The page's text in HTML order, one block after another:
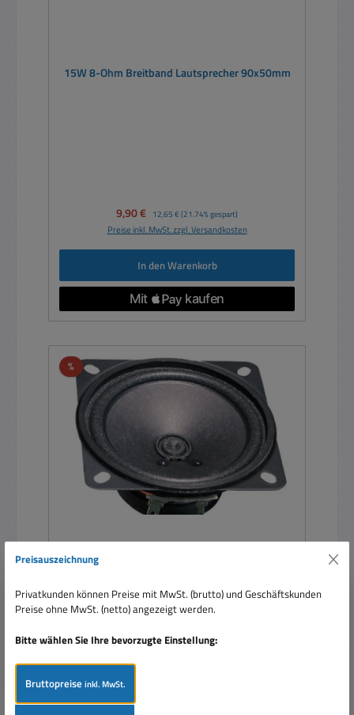
15W 8-Ohm Breitband Lautsprecher 90x50mm
Verkaufspreis:
9,90 € Regulärer Preis:
12,65 € (21.74% gespart)
Preise inkl. MwSt. zzgl. Versandkosten
In den Warenkorb
%Rabatt
85mm Lautsprecher 4 Ohm 15W Breitband FR87
Verkaufspreis:
9,95 €
Preisauszeichnung
Privatkunden können Preise mit MwSt. (brutto) und Geschäftskunden
Preise ohne MwSt. (netto) angezeigt werden.
Bitte wählen Sie Ihre bevorzugte Einstellung:
Bruttopreiseinkl. MwSt.